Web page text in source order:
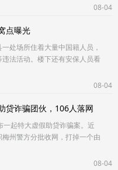
08-04
点曝光
处场所住着大量中国籍人员，
法活动。楼下还有安保人员看
08-04
贷诈骗团伙，106人落网
起特大虚假助贷诈骗案。近
州警方分批收网，打掉一个由
08-04